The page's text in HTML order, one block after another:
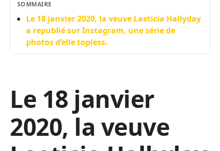
SOMMAIRE
Le 18 janvier 2020, la veuve Laeticia Hallyday
a republié sur Instagram, une série de
photos d’elle topless.
Le 18 janvier
2020, la veuve